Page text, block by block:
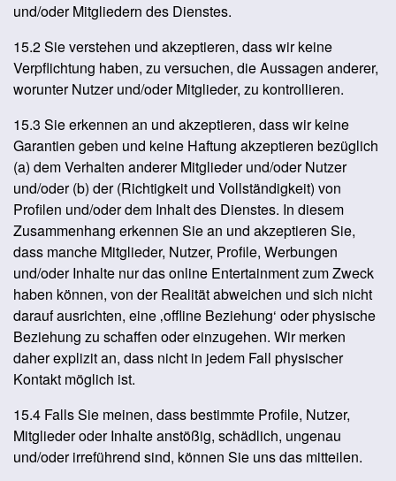
und/oder Mitgliedern des Dienstes.
15.2 Sie verstehen und akzeptieren, dass wir keine
Verpflichtung haben, zu versuchen, die Aussagen anderer,
worunter Nutzer und/oder Mitglieder, zu kontrollieren.
15.3 Sie erkennen an und akzeptieren, dass wir keine
Garantien geben und keine Haftung akzeptieren bezüglich
(a) dem Verhalten anderer Mitglieder und/oder Nutzer
und/oder (b) der (Richtigkeit und Vollständigkeit) von
Profilen und/oder dem Inhalt des Dienstes. In diesem
Zusammenhang erkennen Sie an und akzeptieren Sie,
dass manche Mitglieder, Nutzer, Profile, Werbungen
und/oder Inhalte nur das online Entertainment zum Zweck
haben können, von der Realität abweichen und sich nicht
darauf ausrichten, eine ‚offline Beziehung‘ oder physische
Beziehung zu schaffen oder einzugehen. Wir merken
daher explizit an, dass nicht in jedem Fall physischer
Kontakt möglich ist.
15.4 Falls Sie meinen, dass bestimmte Profile, Nutzer,
Mitglieder oder Inhalte anstößig, schädlich, ungenau
und/oder irreführend sind, können Sie uns das mitteilen.